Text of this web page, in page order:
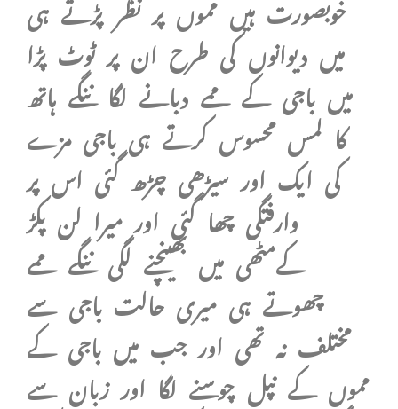
میں دیوانوں کی طرح ان پر ٹوٹ پڑا
میں باجی کے ممے دبانے لگا ننگے ہاتھ
کا لمس محسوس کرتے ہی باجی مزے
کی ایک اور سیڑھی چڑھ گئی اس پر
وارفتگی چھا گئی اور میرا لن پکڑ
کےمٹھی میں بھینچنے لگی ننگے ممے
چھوتے ہی میری حالت باجی سے
مختلف نہ تھی اور جب میں باجی کے
مموں کے نپل چوسنے لگا اور زبان سے